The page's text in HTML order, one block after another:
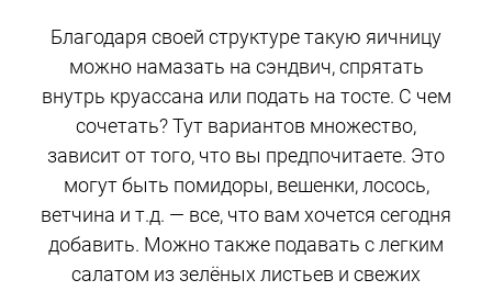
Благодаря своей структуре такую яичницу
можно намазать на сэндвич, спрятать
внутрь круассана или подать на тосте. С чем
сочетать? Тут вариантов множество,
зависит от того, что вы предпочитаете. Это
могут быть помидоры, вешенки, лосось,
ветчина и т.д. — все, что вам хочется сегодня
добавить. Можно также подавать с легким
салатом из зелёных листьев и свежих